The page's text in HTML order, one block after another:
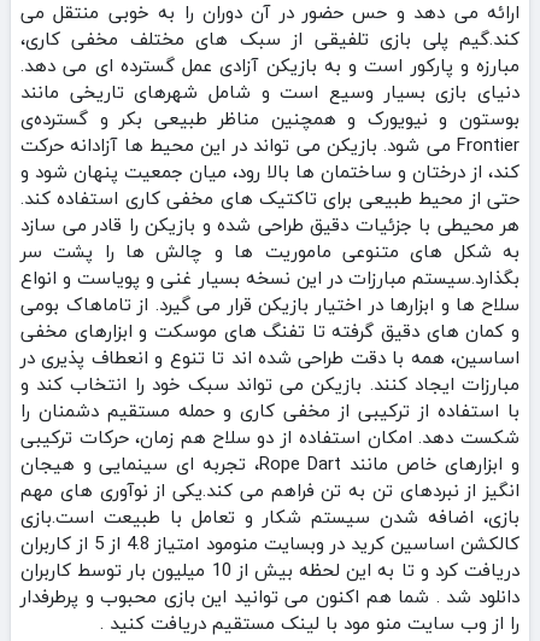
ارائه می‌ دهد و حس حضور در آن دوران را به خوبی منتقل می‌
کند.گیم‌ پلی بازی تلفیقی از سبک‌ های مختلف مخفی‌ کاری،
مبارزه و پارکور است و به بازیکن آزادی عمل گسترده‌ ای می‌ دهد.
دنیای بازی بسیار وسیع است و شامل شهرهای تاریخی مانند
بوستون و نیویورک و همچنین مناظر طبیعی بکر و گسترده‌ی
Frontier می‌ شود. بازیکن می‌ تواند در این محیط‌ ها آزادانه حرکت
کند، از درختان و ساختمان‌ ها بالا رود، میان جمعیت پنهان شود و
حتی از محیط طبیعی برای تاکتیک‌ های مخفی‌ کاری استفاده کند.
هر محیطی با جزئیات دقیق طراحی شده و بازیکن را قادر می‌ سازد
به شکل‌ های متنوعی ماموریت‌ ها و چالش‌ ها را پشت سر
بگذارد.سیستم مبارزات در این نسخه بسیار غنی و پویاست و انواع
سلاح‌ ها و ابزارها در اختیار بازیکن قرار می‌ گیرد. از تاماهاک بومی
و کمان‌ های دقیق گرفته تا تفنگ‌ های موسکت و ابزارهای مخفی
اساسین، همه با دقت طراحی شده‌ اند تا تنوع و انعطاف‌ پذیری در
مبارزات ایجاد کنند. بازیکن می‌ تواند سبک خود را انتخاب کند و
با استفاده از ترکیبی از مخفی‌ کاری و حمله مستقیم دشمنان را
شکست دهد. امکان استفاده از دو سلاح هم‌ زمان، حرکات ترکیبی
و ابزارهای خاص مانند Rope Dart، تجربه‌ ای سینمایی و هیجان‌
انگیز از نبردهای تن‌ به‌ تن فراهم می‌ کند.یکی از نوآوری‌ های مهم
بازی، اضافه شدن سیستم شکار و تعامل با طبیعت است.بازی
کالکشن اساسین کرید در وبسایت منومود امتیاز 4.8 از 5 از کاربران
دریافت کرد و تا به این لحظه بیش از 10 میلیون بار توسط کاربران
دانلود شد . شما هم اکنون می توانید این بازی محبوب و پرطرفدار
را از وب سایت منو مود با لینک مستقیم دریافت کنید .